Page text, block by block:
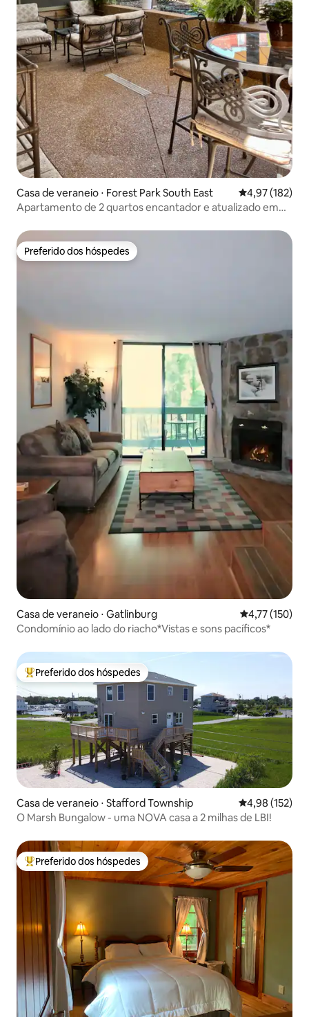
Casa de veraneio ⋅ Forest Park South East 4,97 de uma
4,97 (182)
Apartamento de 2 quartos encantador e atualizado em
Preferido dos hóspedes
Preferido dos hóspedes
Casa de veraneio ⋅ Gatlinburg 4,77 de uma
4,77 (150)
Condomínio ao lado do riacho*Vistas e sons pacíficos*
Entre os melhores preferidos dos hóspedes
Preferido dos hóspedes
Casa de veraneio ⋅ Stafford Township 4,98 de uma
4,98 (152)
O Marsh Bungalow - uma NOVA casa a 2 milhas de LBI!
Entre os melhores preferidos dos hóspedes
Preferido dos hóspedes